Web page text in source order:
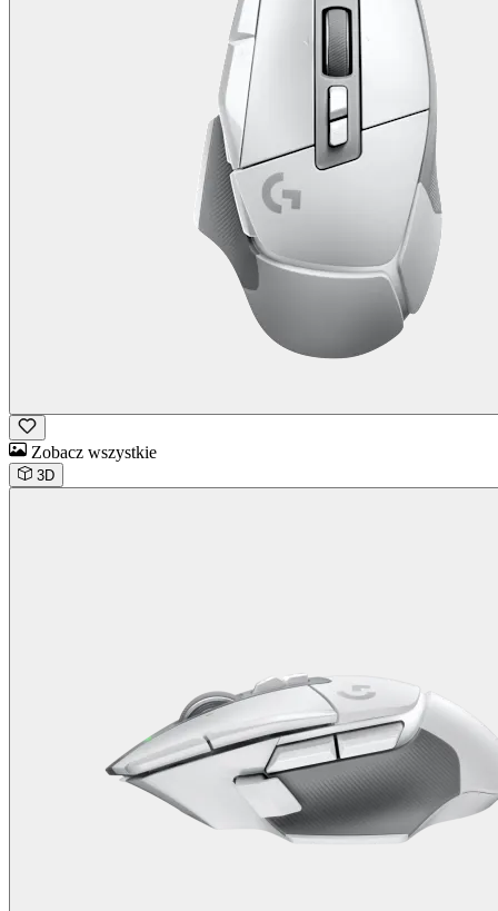
Zobacz wszystkie
3D